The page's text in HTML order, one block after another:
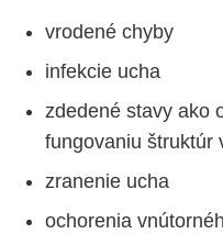
vrodené chyby
infekcie ucha
zdedené stavy ako
fungovaniu štruktúr
zranenie ucha
ochorenia